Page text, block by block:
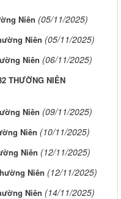
Niên (05/11/2025)
Niên (05/11/2025)
Niên (06/11/2025)
THƯỜNG NIÊN
Niên (09/11/2025)
Niên (10/11/2025)
Niên (12/11/2025)
Niên (12/11/2025)
Niên (14/11/2025)